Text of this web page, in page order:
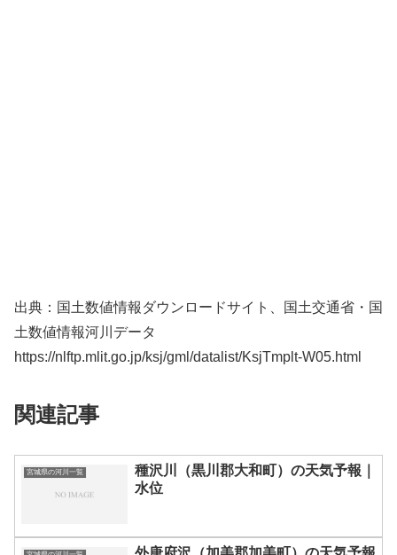
出典：国土数値情報ダウンロードサイト、国土交通省・国
土数値情報河川データ
https://nlftp.mlit.go.jp/ksj/gml/datalist/KsjTmplt-W05.html
関連記事
宮城県の河川一覧
種沢川（黒川郡大和町）の天気予報｜
水位